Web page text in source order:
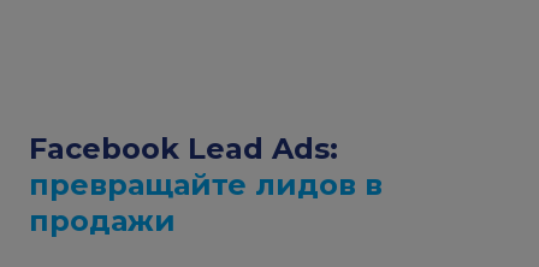
Facebook Lead Ads:
превращайте лидов в
продажи